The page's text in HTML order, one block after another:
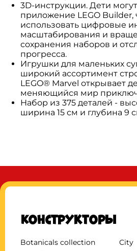
3D-инструкции. Дети
приложение LEGO Builder,
использовать цифровые
масштабирования и
сохранения наборов и
прогресса.
Игрушки для маленьких
широкий ассортимент
LEGO® Marvel открывает
меняющийся мир
Набор из 375 деталей -
ширина 15 см и глубина 9
Конструкторы
Botanicals collection
City